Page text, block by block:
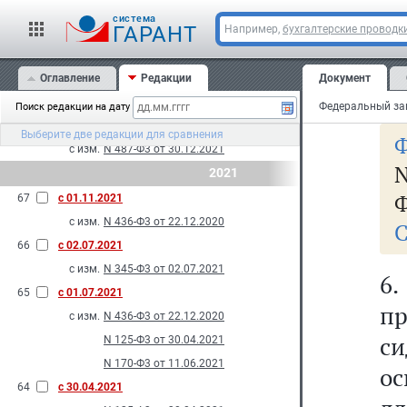
cистема
ГАРАНТ Например, бухгалтерские
Оглавление Редакции
Поиск редакции на дату
Выберите две редакции для сравнения
70
с 26.03.2022
69
с 01.03.2022
с изм. N 176-Ф3 от 11.06.2021
68
с 10.01.2022
с изм. N 487-Ф3 от 30.12.2021
2021
67
с 01.11.2021
с изм. N 436-Ф3 от 22.12.2020
66
с 02.07.2021
с изм. N 345-Ф3 от 02.07.2021
65
с 01.07.2021
с изм. N 436-Ф3 от 22.12.2020
N 125-Ф3 от 30.04.2021
N 170-Ф3 от 11.06.2021
64
с 30.04.2021
Документ
5.